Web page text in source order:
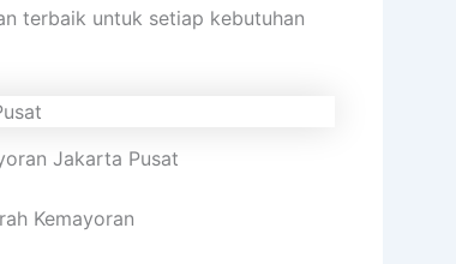
terbaik untuk setiap kebutuhan
Jakarta Pusat
Kemayoran